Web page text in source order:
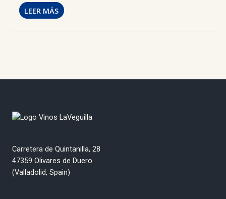
LEER MÁS
Carretera de Quintanilla, 28
47359 Olivares de Duero
(Valladolid, Spain)